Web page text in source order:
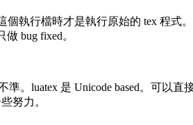
個執行檔時才是執行原始的 tex 程式
bug fixed。
。luatex 是 Unicode based。可以直
努力。